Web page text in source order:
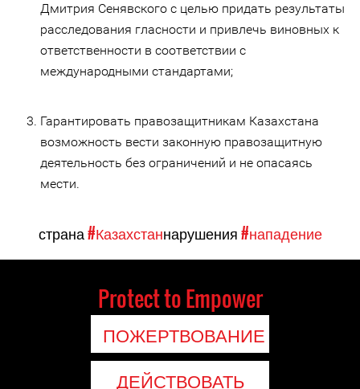
Дмитрия Сенявского с целью придать результаты
расследования гласности и привлечь виновных к
ответственности в соответствии с
международными стандартами;
Гарантировать правозащитникам Казахстана
возможность вести законную правозащитную
деятельность без ограничений и не опасаясь
мести.
страна#Казахстаннарушения#нападение
Protect to Empower
ПОЖЕРТВОВАНИЕ
ДЕЙСТВОВАТЬ